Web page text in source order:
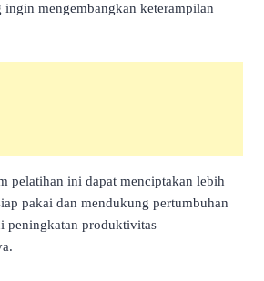
ingin mengembangkan keterampilan
pelatihan ini dapat menciptakan lebih
pakai dan mendukung pertumbuhan
peningkatan produktivitas